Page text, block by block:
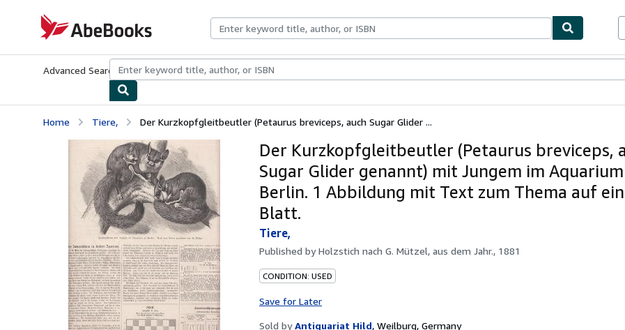
AbeBooks.com
Advanced Search Browse CollectionsRare BooksArt & Collectibles
Home Tiere, Der Kurzkopfgleitbeutler (Petaurus breviceps, auch Sugar Glider ...
Der Kurzkopfgleitbeutler (Petaurus breviceps,
Sugar Glider genannt) mit Jungem im
Berlin. 1 Abbildung mit Text zum Thema auf
Blatt.
Tiere,
Published byHolzstich nach G. Mützel, aus dem Jahr., 1881
CONDITION: USED
Save for Later
Sold by Antiquariat Hild, Weilburg, Germany